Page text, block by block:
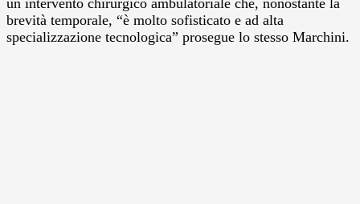
brevità temporale, “è molto sofisticato e ad alta
specializzazione tecnologica” prosegue lo stesso Marchini.